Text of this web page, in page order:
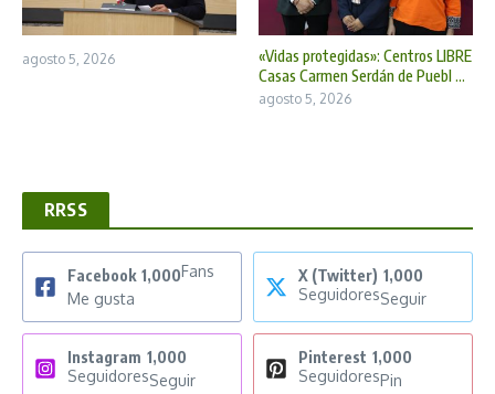
agosto 5, 2026
«Vidas protegidas»: Centros LIBRE
Casas Carmen Serdán de Puebl ...
agosto 5, 2026
RRSS
Facebook 1,000Fans
Me gusta
X (Twitter) 1,000
SeguidoresSeguir
Instagram 1,000
SeguidoresSeguir
Pinterest 1,000
SeguidoresPin